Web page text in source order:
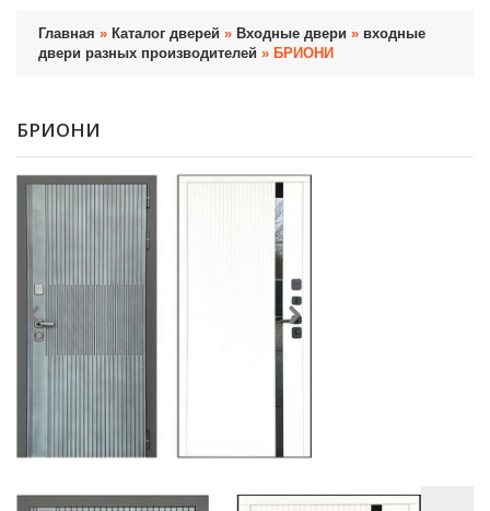
Главная » Каталог дверей » Входные двери » входные
двери разных производителей » БРИОНИ
БРИОНИ